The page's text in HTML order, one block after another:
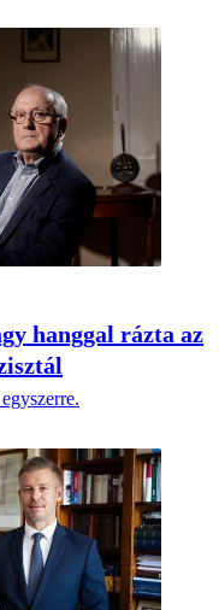
hanggal rázta az